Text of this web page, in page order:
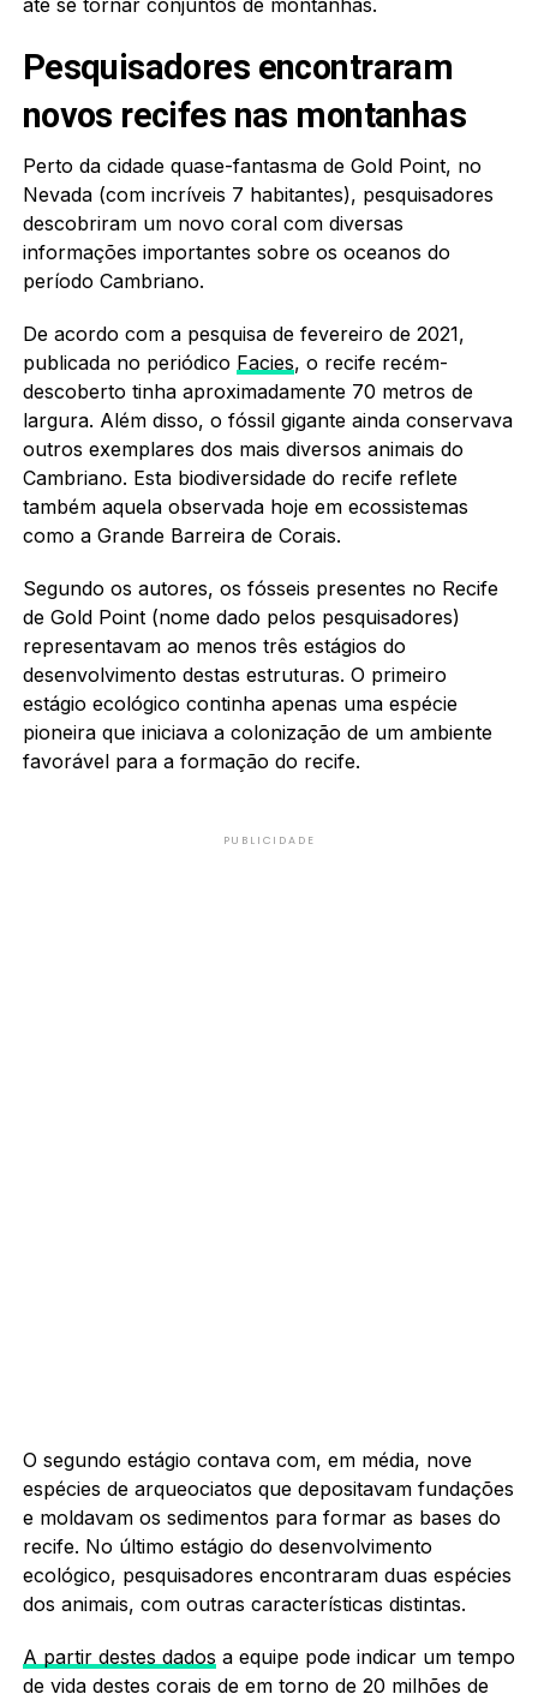
Pesquisadores encontraram
novos recifes nas montanhas
Perto da cidade quase-fantasma de Gold Point, no
Nevada (com incríveis 7 habitantes), pesquisadores
descobriram um novo coral com diversas
informações importantes sobre os oceanos do
período Cambriano.
De acordo com a pesquisa de fevereiro de 2021,
publicada no periódico Facies, o recife recém-
descoberto tinha aproximadamente 70 metros de
largura. Além disso, o fóssil gigante ainda conservava
outros exemplares dos mais diversos animais do
Cambriano. Esta biodiversidade do recife reflete
também aquela observada hoje em ecossistemas
como a Grande Barreira de Corais.
Segundo os autores, os fósseis presentes no Recife
de Gold Point (nome dado pelos pesquisadores)
representavam ao menos três estágios do
desenvolvimento destas estruturas. O primeiro
estágio ecológico continha apenas uma espécie
pioneira que iniciava a colonização de um ambiente
favorável para a formação do recife.
PUBLICIDADE
O segundo estágio contava com, em média, nove
espécies de arqueociatos que depositavam fundações
e moldavam os sedimentos para formar as bases do
recife. No último estágio do desenvolvimento
ecológico, pesquisadores encontraram duas espécies
dos animais, com outras características distintas.
A partir destes dados a equipe pode indicar um tempo
de vida destes corais de em torno de 20 milhões de